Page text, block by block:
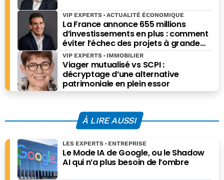
La France annonce 655 millions
d’investissements en plus : comment
éviter l’échec des projets à grande
échelle ?
VIP EXPERTS ACTUALITÉ ÉCONOMIQUE
Viager mutualisé vs SCPI :
décryptage d’une alternative
patrimoniale en plein essor
VIP EXPERTS IMMOBILIER
À LIRE AUSSI
Le Mode IA de Google, ou le Shadow
AI qui n’a plus besoin de l’ombre
LES EXPERTS ENTREPRISE